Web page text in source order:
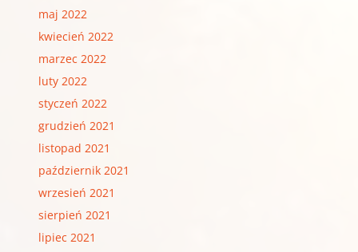
maj 2022
kwiecień 2022
marzec 2022
luty 2022
styczeń 2022
grudzień 2021
listopad 2021
październik 2021
wrzesień 2021
sierpień 2021
lipiec 2021